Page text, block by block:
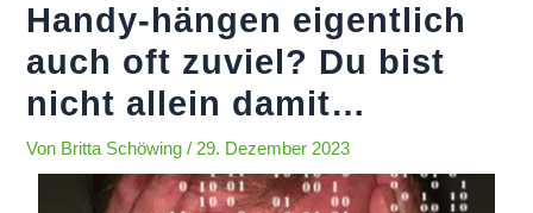
Handy-hängen eigentlich
auch oft zuviel? Du bist
nicht allein damit…
Von Britta Schöwing/29. Dezember 2023